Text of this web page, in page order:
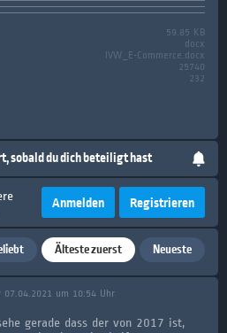
59.85 KB
docx
IVW_E-Commerce.docx
25740
232
sobald du dich beteiligt hast
Anmelden Registrieren
Älteste zuerst Neueste
07.04.2021 um 10:54 Uhr
gerade dass der von 2017 ist,